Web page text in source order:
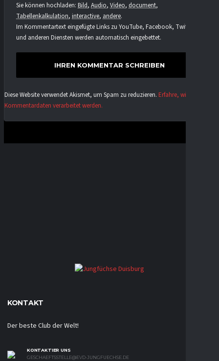
Sie können hochladen: Bild, Audio, Video, document,
Tabellenkalkulation, interactive, andere.
Im Kommentartext eingefügte Links zu YouTube, Facebook, Twitter
und anderen Diensten werden automatisch eingebettet.
Diese Website verwendet Akismet, um Spam zu reduzieren. Erfahre, wie deine
Kommentardaten verarbeitet werden.
KONTAKT
Der beste Club der Welt!
KONTAKTIER UNS
GESCHAEFTSSTELLE@EVD-JUNGFUECHSE.DE